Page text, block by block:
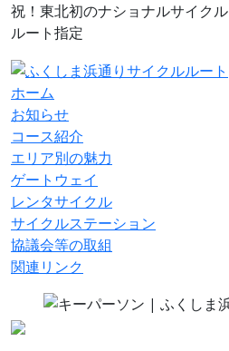
祝！東北初のナショナルサイクル
ルート指定
ホーム
お知らせ
コース紹介
エリア別の魅力
ゲートウェイ
レンタサイクル
サイクルステーション
協議会等の取組
関連リンク